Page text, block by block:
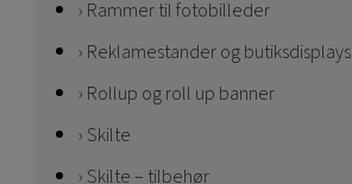
Rammer til fotobilleder
Reklamestander og butiksdisplays
Rollup og roll up banner
Skilte
Skilte – tilbehør